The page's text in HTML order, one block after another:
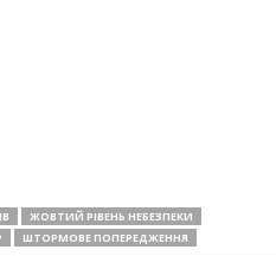
ЖОВТИЙ РІВЕНЬ НЕБЕЗПЕКИ
ШТОРМОВЕ ПОПЕРЕДЖЕННЯ